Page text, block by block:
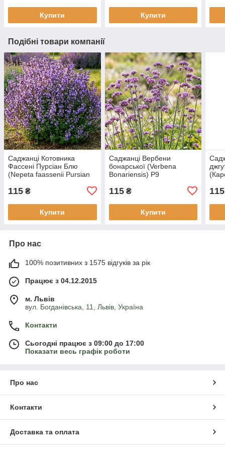
Купити Купити
Подібні товари компанії
Саджанці Котовника
Фассені Пурсіан Блю
(Nepeta faassenii Pursian
115 ₴
Купити
Саджанці Вербени
бонарської (Verbena
Bonariensis) Р9
115₴
Купити
115
Про нас
100% позитивних з 1575 відгуків за рік
Працює з 04.12.2015
м. Львів
вул. Богданівська, 11, Львів, Україна
Контакти
Сьогодні працює з 09:00 до 17:00
Показати весь графік роботи
Про нас
Контакти
Доставка та оплата